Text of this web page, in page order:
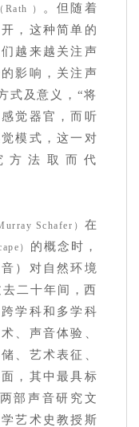
（Rath ）
。但随着
，这种简单的
越来越关注声
影响，关注声
式及意义，“将
觉器官，而听
模式，这一对
方法取而代
Schafer） 在
） 的概念时，
）对自然环境
二十年间，西
学科和多学科
、声音体验、
、艺术表征、
，其中最具标
部声音研究文
艺术史教授斯